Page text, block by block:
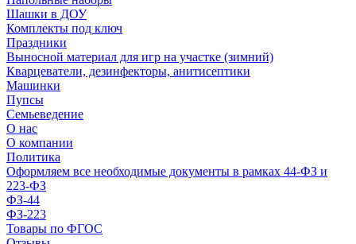
Шашки в ДОУ
Комплекты под ключ
Праздники
Выносной материал для игр на участке (зимний)
Кварцеватели, дезинфекторы, анитисептики
Машинки
Пупсы
Семьеведение
О нас
О компании
Политика
Оформляем все необходимые документы в рамках 44-ФЗ и
223-ФЗ
ФЗ-44
ФЗ-223
Товары по ФГОС